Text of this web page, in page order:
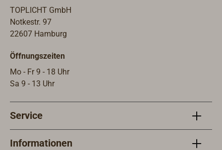
TOPLICHT GmbH
Notkestr. 97
22607 Hamburg
Öffnungszeiten
Mo - Fr 9 - 18 Uhr
Sa 9 - 13 Uhr
Service
Informationen